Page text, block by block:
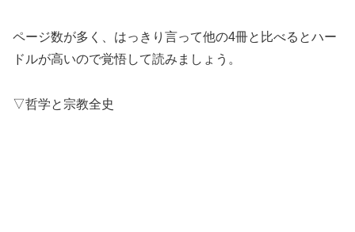
ページ数が多く、はっきり言って他の4冊と比べるとハー
ドルが高いので覚悟して読みましょう。
▽哲学と宗教全史